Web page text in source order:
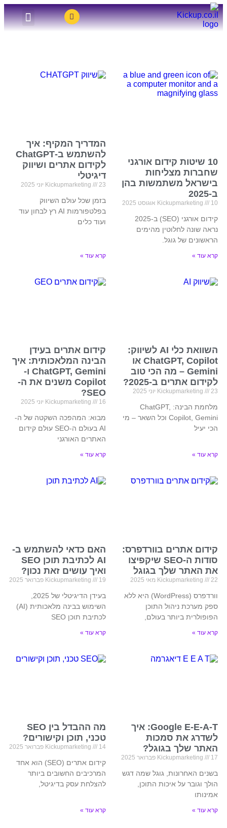
10 שיטות קידום אורגני
שחברות מצליחות
בישראל משתמשות בהן
ב-2025
Kickupmarketing 10 אוגוסט 2025
קידום אורגני (SEO) ב-2025
נראה שונה לחלוטין מהימים
הראשונים של גוגל.
קרא עוד »
המדריך המקיף: איך
להשתמש ב-ChatGPT
לקידום אתרים ושיווק
דיגיטלי
Kickupmarketing 23 יוני 2025
בזמן שכל עולם השיווק
בפלטפורמות AI רץ לבחון עוד
ועוד כלים
קרא עוד »
השוואת כלי AI לשיווק:
ChatGPT, Copilot או
Gemini – מה הכי טוב
לקידום אתרים ב-2025?
Kickupmarketing 23 יוני 2025
מלחמת הבינה: ChatGPT,
Copilot, Gemini וכל השאר – מי
הכי יעיל
קרא עוד »
קידום אתרים בעידן
הבינה המלאכותית: איך
ChatGPT, Gemini ו-
Copilot משנים את ה-
SEO?
Kickupmarketing 16 יוני 2025
מבוא: המהפכה השקטה של ה-
AI בעולם ה-SEO עולם קידום
האתרים האורגני
קרא עוד »
קידום אתרים בוורדפרס:
סודות ה-SEO שיקפיצו
את האתר שלך בגוגל
Kickupmarketing 22 מאי 2025
וורדפרס (WordPress) היא ללא
ספק מערכת ניהול התוכן
הפופולרית ביותר בעולם,
קרא עוד »
האם כדאי להשתמש ב-
AI לכתיבת תוכן SEO
ואיך עושים זאת נכון?
Kickupmarketing 19 פברואר 2025
השימוש בבינה מלאכותית (AI)
לכתיבת תוכן SEO
קרא עוד »
Google E-E-A-T: איך
לשדרג את סמכות
האתר שלך בגוגל?
Kickupmarketing 17 פברואר 2025
בשנים האחרונות, גוגל שמה דגש
הולך וגובר על איכות התוכן,
אמינותו
קרא עוד »
מה ההבדל בין SEO
טכני, תוכן וקישורים?
Kickupmarketing 14 פברואר 2025
קידום אתרים (SEO) הוא אחד
המרכיבים החשובים ביותר
להצלחת עסק בדיגיטל,
קרא עוד »